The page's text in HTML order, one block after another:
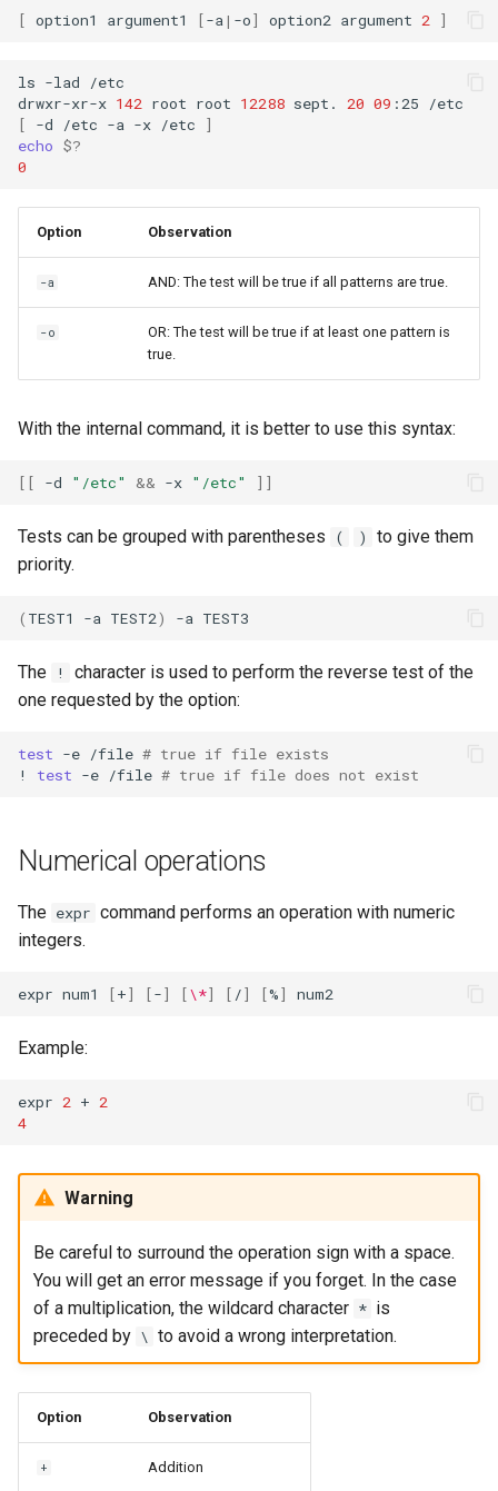
[ option1 argument1 [-a | -o] option2 argument 2 ]
ls -lad
/etc
drwxr-xr-x 142 root root 12288 sept. 20 09 :25
[
-d /etc -a -x /etc
]
echo $?
0
Option Observation
-a AND: The test will be true if all patterns are true.
-o
OR: The test will be true if at least one pattern is
true.
With the internal command, it is better to use this syntax:
[[ -d "/etc" && -x "/etc" ]]
Tests can be grouped with parentheses ( )
to give them
priority.
( TEST1 -a TEST2) -a
The !
character is used to perform the reverse test of the
one requested by the option:
test -e /file # true if file exists
!
test -e /file # true if file does not exist
Numerical operations
The expr command performs an operation with numeric
integers.
expr num1 [+] [-] [\*] [ /] [%]
Example:
expr 2 + 2
4
Warning
Be careful to surround the operation sign with a space.
You will get an error message if you forget. In the case
of a multiplication, the wildcard character * is
preceded by \ to avoid a wrong interpretation.
Option Observation
+ Addition